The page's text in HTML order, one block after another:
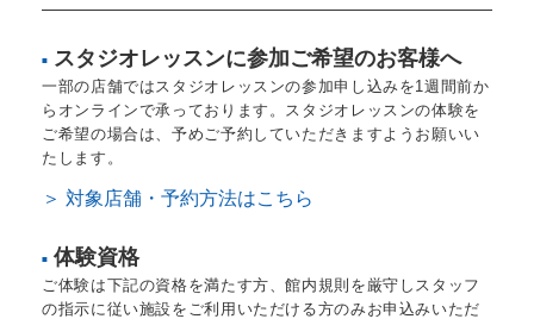
■ スタジオレッスンに参加ご希望のお客様へ
一部の店舗ではスタジオレッスンの参加申し込みを1週間前か
らオンラインで承っております。スタジオレッスンの体験を
ご希望の場合は、予めご予約していただきますようお願いい
たします。
＞ 対象店舗・予約方法はこちら
■ 体験資格
ご体験は下記の資格を満たす方、館内規則を厳守しスタッフ
の指示に従い施設をご利用いただける方のみお申込みいただ